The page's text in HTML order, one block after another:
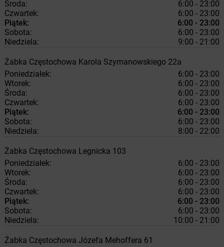
Środa:
6:00 - 23:00
Czwartek:
6:00 - 23:00
Piątek:
6:00 - 23:00
Sobota:
6:00 - 23:00
Niedziela:
9:00 - 21:00
Żabka Częstochowa Karola Szymanowskiego 22a
Poniedziałek:
6:00 - 23:00
Wtorek:
6:00 - 23:00
Środa:
6:00 - 23:00
Czwartek:
6:00 - 23:00
Piątek:
6:00 - 23:00
Sobota:
6:00 - 23:00
Niedziela:
8:00 - 22:00
Żabka Częstochowa Legnicka 103
Poniedziałek:
6:00 - 23:00
Wtorek:
6:00 - 23:00
Środa:
6:00 - 23:00
Czwartek:
6:00 - 23:00
Piątek:
6:00 - 23:00
Sobota:
6:00 - 23:00
Niedziela:
10:00 - 21:00
Żabka Częstochowa Józefa Mehoffera 61